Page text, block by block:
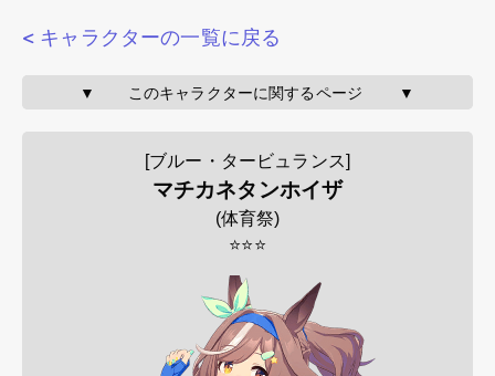
< キャラクターの一覧に戻る
▼       このキャラクターに関するページ        ▼
[ブルー・タービュランス]
マチカネタンホイザ
(体育祭)
⭐⭐⭐